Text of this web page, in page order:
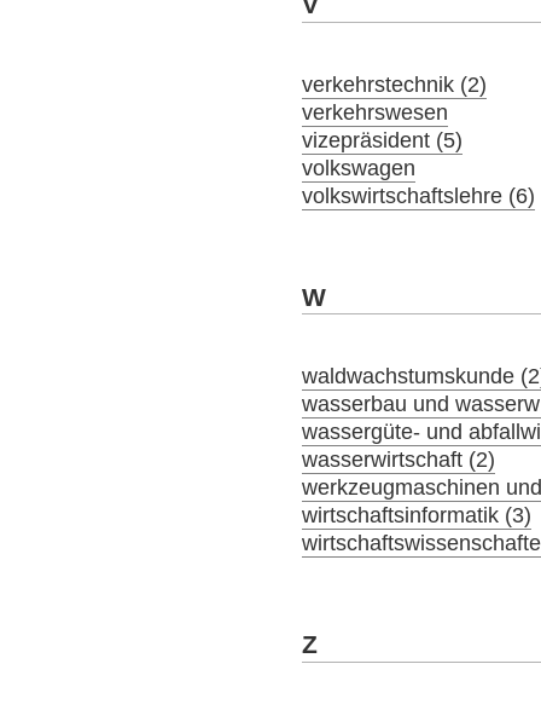
verkehrstechnik (2)
verkehrswesen
vizepräsident (5)
volkswagen
volkswirtschaftslehre (6)
W
waldwachstumskunde
wasserbau und
wassergüte- und
wasserwirtschaft (2)
werkzeugmaschinen
wirtschaftsinformatik (3)
Z